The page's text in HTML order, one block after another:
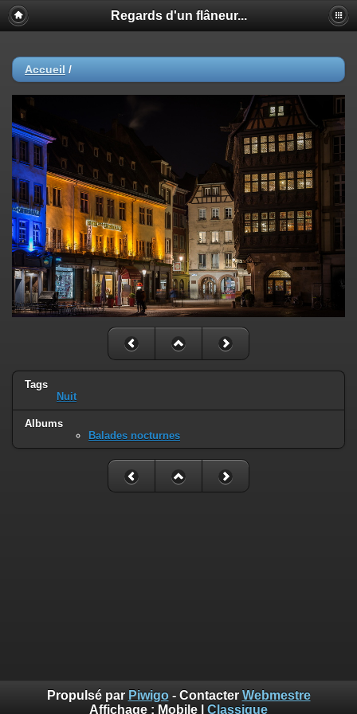
Regards d'un flâneur...
Accueil /
Tags
Nuit
Albums
Balades nocturnes
Propulsé par Piwigo- Contacter Webmestre
Affichage : Mobile Classique